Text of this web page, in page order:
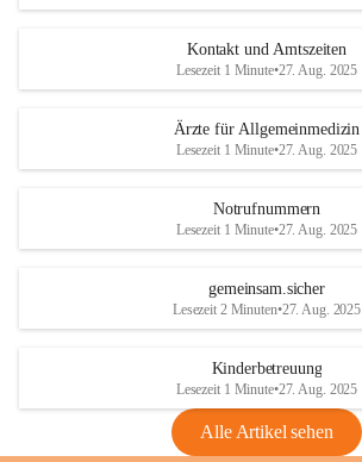
Kontakt und Amtszeiten
Lesezeit 1 Minute•27. Aug. 2025
Ärzte für Allgemeinmedizin
Lesezeit 1 Minute•27. Aug. 2025
Notrufnummern
Lesezeit 1 Minute•27. Aug. 2025
gemeinsam.sicher
Lesezeit 2 Minuten•27. Aug. 2025
Kinderbetreuung
Lesezeit 1 Minute•27. Aug. 2025
Alle Artikel sehen